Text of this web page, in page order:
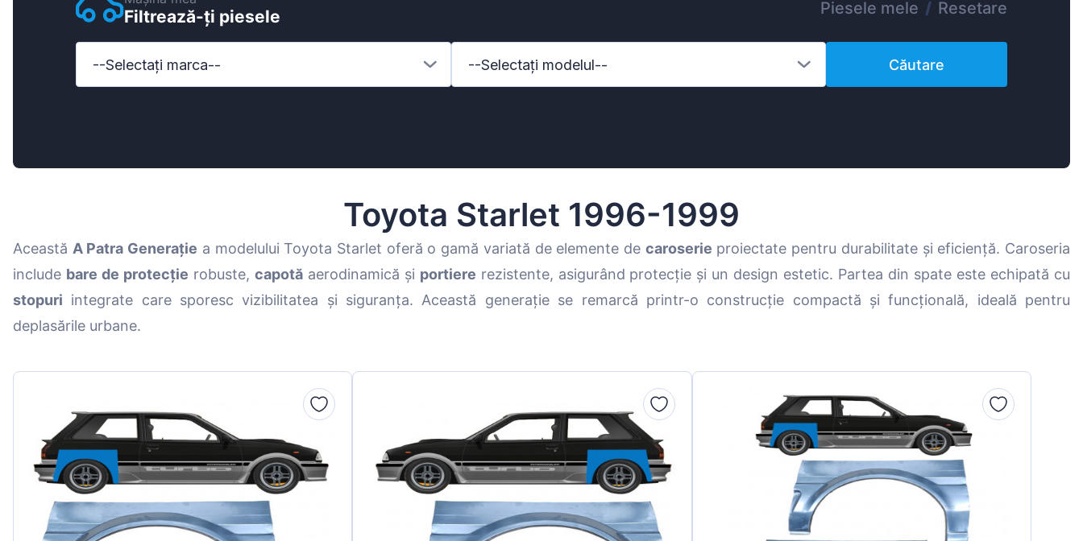
Magyar
Lietuvių
Hrvatski
Hyundai
Mazda
Mercedes-Benz
Renault
Seat
Skoda
Filtrează-ți piesele Piesele mele / Resetare
--Selectați marca-- --Selectați modelul-- Căutare
Toyota Starlet 1996-1999
Această A Patra Generație a modelului Toyota Starlet oferă o gamă variată de elemente de caroserie proiectate pentru durabilitate și eficiență. Caroseria
include bare de protecție robuste, capotăaerodinamică și portiere rezistente, asigurând protecție și un design estetic. Partea din spate este echipată cu
stopuri integrate care sporesc vizibilitatea și siguranța. Această generație se remarcă printr-o construcție compactă și funcțională, ideală pentru
deplasările urbane.